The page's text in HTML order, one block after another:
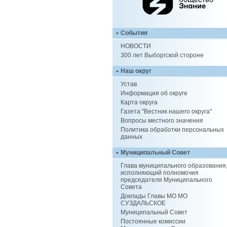
События
НОВОСТИ
300 лет Выборгской стороне
Наш округ
Устав
Информация об округе
Карта округа
Газета "Вестник нашего округа"
Вопросы местного значения
Политика обработки персональных
данных
Муниципальный Совет
Глава муниципального образования,
исполняющий полномочия
председателя Муниципального
Совета
Доклады Главы МО МО
СУЗДАЛЬСКОЕ
Муниципальный Совет
Постоянные комиссии